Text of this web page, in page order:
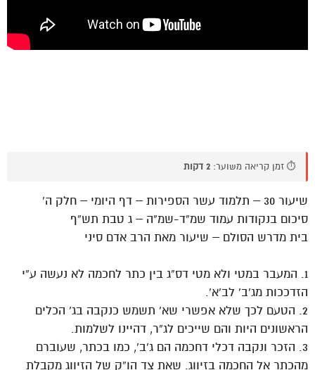
⏱️ זמן קריאה משוער: 2 דקות
שיעור 30 – תלמוד עשר הספירות – דף היומי – חלק ה’
סיכום בנקודות עמוד שמ”ד-שמ”ה – ג טבת תש”ף
בית מדרש הסולם – שיעור מאת הרב אדם סיני
1. המעבר במטי ולא מטי דס”ג בין כתר לחכמה לא נעשה ע”י
הזדככות מג’ב’ לב’א’.
2. הטעם לכך שלא אפשרי שא’ תשמש כנקבה בג’ הכלים
הראשונים היות והם שייכים לג”ר, דהיינו לשלמות.
3. הזכר ונקבה דכלי דחכמה הם ג’ב’, כמו בכתר, שעוברם
מהכתר אל החכמה בזיווג. שאת צד הו”ק של הזיווג מקבלת